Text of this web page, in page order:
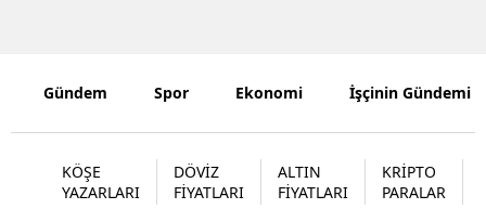
Gündem Spor Ekonomi İşçinin Gündemi
KÖŞE
YAZARLARI
DÖVİZ
FİYATLARI
ALTIN
FİYATLARI
KRİPTO
PARALAR